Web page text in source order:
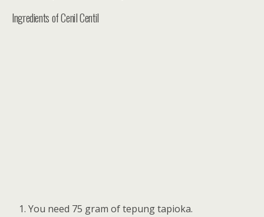
Ingredients of Cenil Centil
You need 75 gram of tepung tapioka.